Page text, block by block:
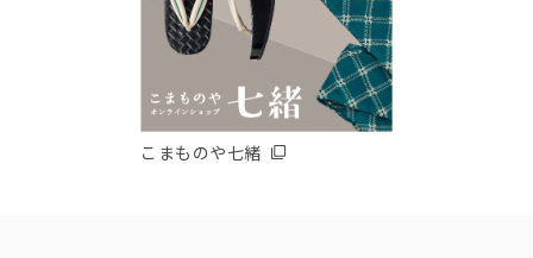
こまものや七緒